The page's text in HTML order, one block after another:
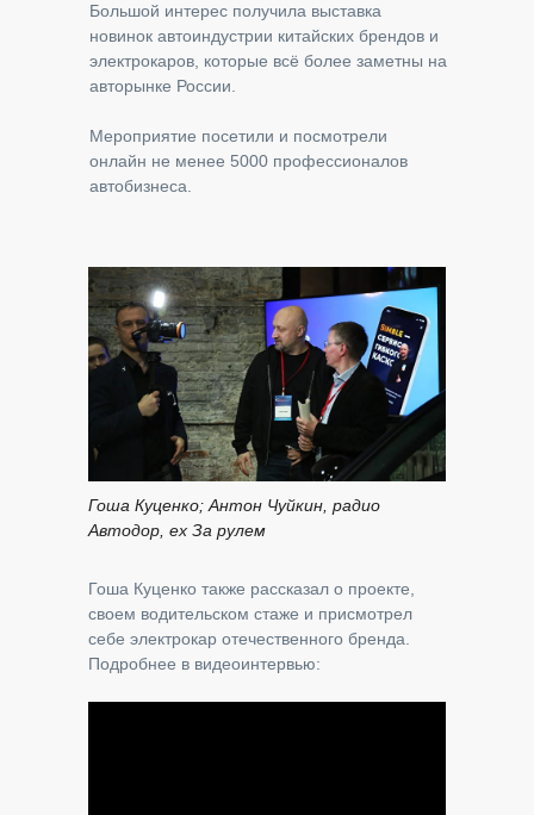
Гоша Куценко; Антон Чуйкин, радио
Автодор, ex За рулем
Гоша Куценко также рассказал о проекте,
своем водительском стаже и присмотрел
себе электрокар отечественного бренда.
Подробнее в видеоинтервью:
Большой интерес получила выставка
новинок автоиндустрии китайских брендов и
электрокаров, которые всё более заметны на
авторынке России.
Мероприятие посетили и посмотрели
онлайн не менее 5000 профессионалов
автобизнеса.